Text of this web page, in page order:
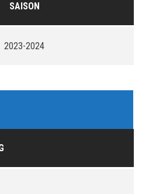
SAISON
2023-2024